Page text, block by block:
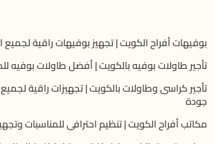
بوفيهات أفراح الكويت | تجهيز بوفيهات راقية لجميع
تأجير طاولات بوفيه بالكويت | أفضل طاولات بوفيه
تأجير كراسى وطاولات بالكويت | تجهيزات راقية
جودة
مكاتب أفراح الكويت | تنظيم احترافي للمناسبات